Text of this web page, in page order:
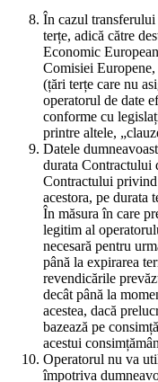
În cazul transferului
terțe, adică către
Economic
Comisiei
(țări terțe care nu
operatorul de date
conforme cu
printre altele,
Datele
durata Contractului
Contractului privind
acestora, pe durata
În măsura în care
legitim al
necesară pentru
până la expirarea
revendicările
decât până la
acestea, dacă
bazează pe
acestui
Operatorul nu va
împotriva